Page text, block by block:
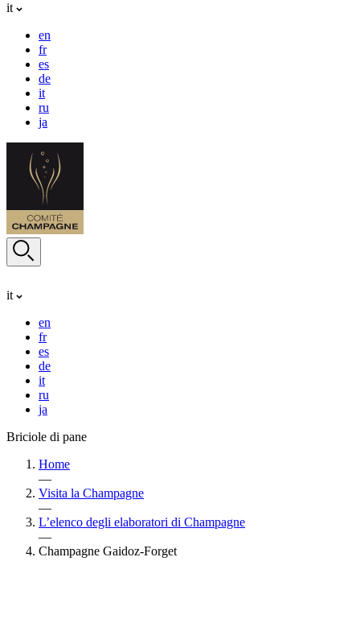
it
en
fr
es
de
it
ru
ja
it
en
fr
es
de
it
ru
ja
Briciole di pane
Home
—
Visita la Champagne
—
L’elenco degli elaboratori di Champagne
—
Champagne Gaidoz-Forget